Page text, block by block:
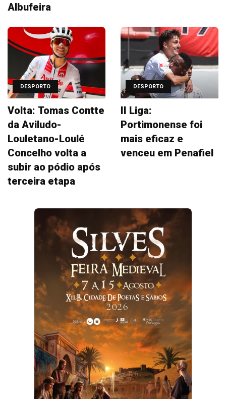
Albufeira
DESPORTO
Volta: Tomas Contte
da Aviludo-
Louletano-Loulé
Concelho volta a
subir ao pódio após
terceira etapa
DESPORTO
II Liga:
Portimonense foi
mais eficaz e
venceu em Penafiel